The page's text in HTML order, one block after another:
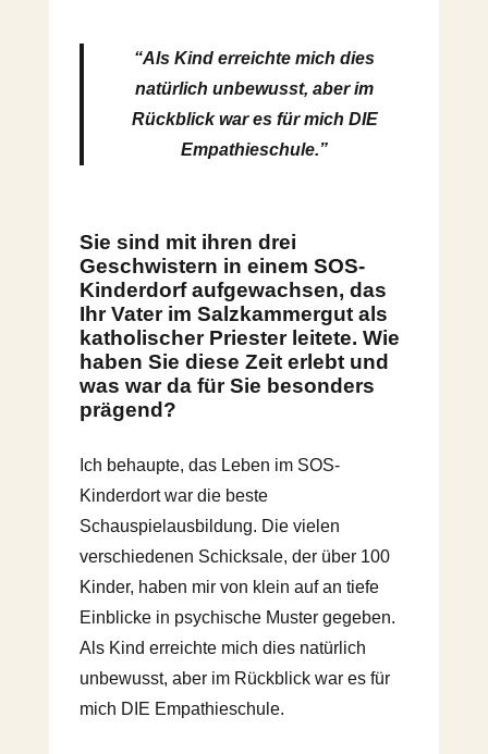
“Als Kind erreichte mich dies
natürlich unbewusst, aber im
Rückblick war es für mich DIE
Empathieschule.”
Sie sind mit ihren drei
Geschwistern in einem SOS-
Kinderdorf aufgewachsen, das
Ihr Vater im Salzkammergut als
katholischer Priester leitete. Wie
haben Sie diese Zeit erlebt und
was war da für Sie besonders
prägend?
Ich behaupte, das Leben im SOS-
Kinderdort war die beste
Schauspielausbildung. Die vielen
verschiedenen Schicksale, der über 100
Kinder, haben mir von klein auf an tiefe
Einblicke in psychische Muster gegeben.
Als Kind erreichte mich dies natürlich
unbewusst, aber im Rückblick war es für
mich DIE Empathieschule.